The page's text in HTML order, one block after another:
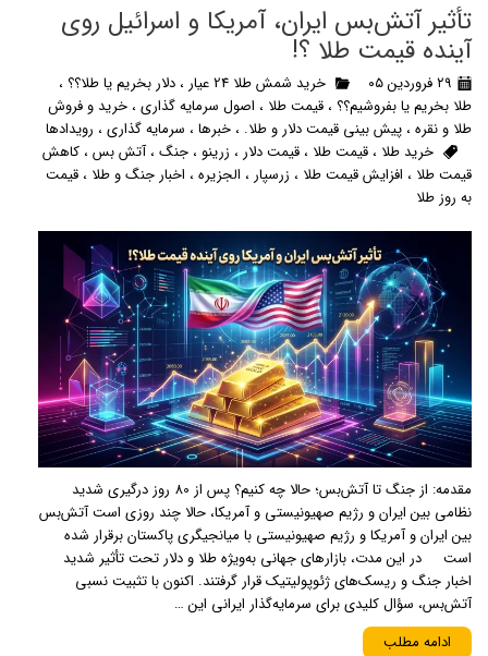
تأثیر آتش‌بس ایران، آمریکا و اسرائیل روی
آینده قیمت طلا ؟!
۲۹ فروردین ۰۵ خرید شمش طلا 24 عیار ، دلار بخریم یا طلا؟؟،
طلا بخریم یا بفروشیم؟؟، قیمت طلا ، اصول سرمایه گذاری، خرید و فروش
طلا و نقره، پیش بینی قیمت دلار و طلا. ، خبرها، سرمایه گذاری، رویدادها
خرید طلا ، قیمت طلا ، قیمت دلار ، زرینو ، جنگ،آتش بس، کاهش
قیمت طلا ، افزایش قیمت طلا ، زرسپار ، الجزیره، اخبار جنگ و طلا ، قیمت
به روز طلا
مقدمه: از جنگ تا آتش‌بس؛ حالا چه کنیم؟ پس از 80 روز درگیری شدید
نظامی بین ایران و رژیم صهیونیستی و آمریکا، حالا چند روزی است آتش‌بس
بین ایران و آمریکا و رژیم صهیونیستی با میانجیگری پاکستان برقرار شده
است در این مدت، بازارهای جهانی به‌ویژه طلا و دلار تحت تأثیر شدید
اخبار جنگ و ریسک‌های ژئوپولیتیک قرار گرفتند. اکنون با تثبیت نسبی
آتش‌بس، سؤال کلیدی برای سرمایه‌گذار ایرانی این …
ادامه مطلب